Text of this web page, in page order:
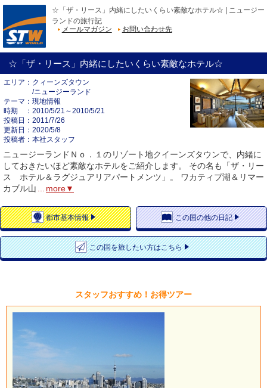
☆「ザ・リース」内緒にしたいくらい素敵なホテル☆ | ニュージー
ランドの旅行記
メールマガジン
お問い合わせ先
☆「ザ・リース」内緒にしたいくらい素敵なホテル☆
エリア
クィーンズタウン
/ニュージーランド
テーマ
現地情報
時期
2010/5/21～2010/5/21
投稿日
2011/7/26
更新日
2020/5/8
投稿者
本社スタッフ
ニュージーランドＮｏ．１のリゾート地クイーンズタウンで、内緒に
しておきたいほど素敵なホテルをご紹介します。 その名も「ザ・リー
ス ホテル＆ラグジュアリアパートメンツ」。 ワカティプ湖＆リマー
カブル山
more▼
都市基本情報 この国の他の日記
この国を旅したい方はこちら
スタッフおすすめ！お得ツアー